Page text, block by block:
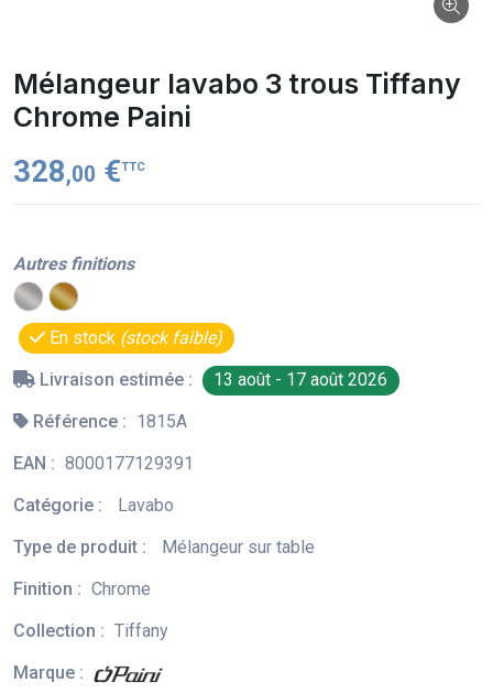
Mélangeur lavabo 3 trous Tiffany
Chrome Paini
328,00 €TTC
Autres finitions
En stock (stock faible)
Livraison estimée :
13 août - 17 août 2026
Référence : 1815A
EAN : 8000177129391
Catégorie :
Lavabo
Type de produit :
Mélangeur sur table
Finition : Chrome
Collection : Tiffany
Marque :